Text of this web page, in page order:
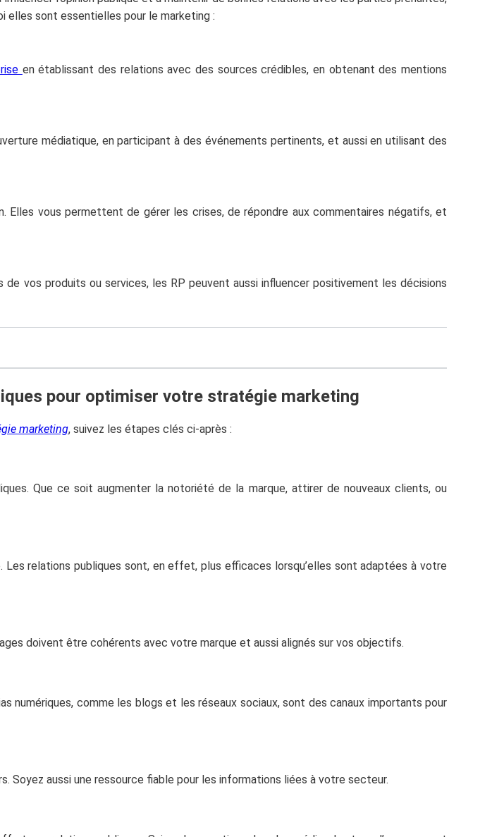
elles sont essentielles pour le marketing :
en établissant des relations avec des sources crédibles, en obtenant des mentions
médiatique, en participant à des événements pertinents, et aussi en utilisant des
vous permettent de gérer les crises, de répondre aux commentaires négatifs, et
vos produits ou services, les RP peuvent aussi influencer positivement les décisions
pour optimiser votre stratégie marketing
marketing, suivez les étapes clés ci-après :
Que ce soit augmenter la notoriété de la marque, attirer de nouveaux clients, ou
relations publiques sont, en effet, plus efficaces lorsqu’elles sont adaptées à votre
doivent être cohérents avec votre marque et aussi alignés sur vos objectifs.
numériques, comme les blogs et les réseaux sociaux, sont des canaux importants pour
Soyez aussi une ressource fiable pour les informations liées à votre secteur.
sera jamais divulguée ou